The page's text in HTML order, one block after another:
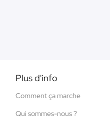
Plus d'info
Comment ça marche
Qui sommes-nous ?